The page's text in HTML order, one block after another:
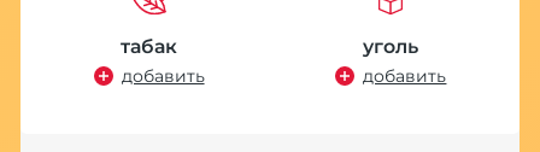
табак
добавить
уголь
добавить